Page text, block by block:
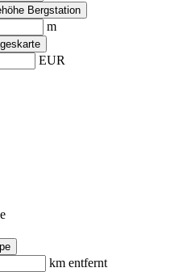
Bergstation
m
EUR
km entfernt